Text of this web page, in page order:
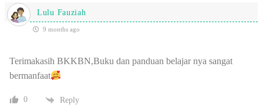
Lulu Fauziah
9 months ago
Terimakasih BKKBN,Buku dan panduan belajar nya sangat
bermanfaat
0 Reply